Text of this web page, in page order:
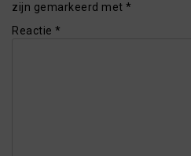
zijn gemarkeerd met *
Reactie *